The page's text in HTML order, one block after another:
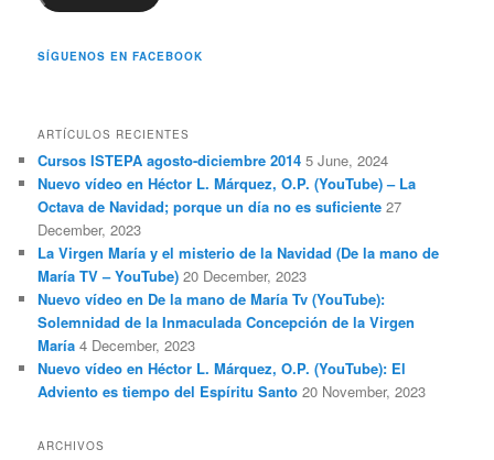
SÍGUENOS EN FACEBOOK
ARTÍCULOS RECIENTES
Cursos ISTEPA agosto-diciembre 2014 5 June, 2024
Nuevo vídeo en Héctor L. Márquez, O.P. (YouTube) – La
Octava de Navidad; porque un día no es suficiente 27
December, 2023
La Virgen María y el misterio de la Navidad (De la mano de
María TV – YouTube) 20 December, 2023
Nuevo vídeo en De la mano de María Tv (YouTube):
Solemnidad de la Inmaculada Concepción de la Virgen
María 4 December, 2023
Nuevo vídeo en Héctor L. Márquez, O.P. (YouTube): El
Adviento es tiempo del Espíritu Santo 20 November, 2023
ARCHIVOS